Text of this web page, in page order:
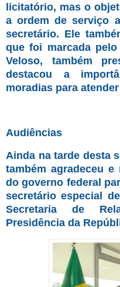
licitatório, mas o
a ordem de serviço
secretário. Ele
que foi marcada
Veloso, também
destacou a
moradias para
Audiências
Ainda na tarde desta
também agradeceu
do governo federal
secretário especial
Secretaria de
Presidência da